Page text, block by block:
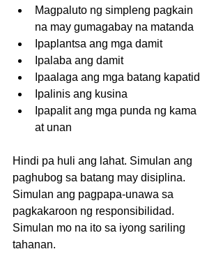
Magpaluto ng simpleng pagkain
na may gumagabay na matanda
Ipaplantsa ang mga damit
Ipalaba ang damit
Ipaalaga ang mga batang kapatid
Ipalinis ang kusina
Ipapalit ang mga punda ng kama
at unan
Hindi pa huli ang lahat. Simulan ang
paghubog sa batang may disiplina.
Simulan ang pagpapa-unawa sa
pagkakaroon ng responsibilidad.
Simulan mo na ito sa iyong sariling
tahanan.